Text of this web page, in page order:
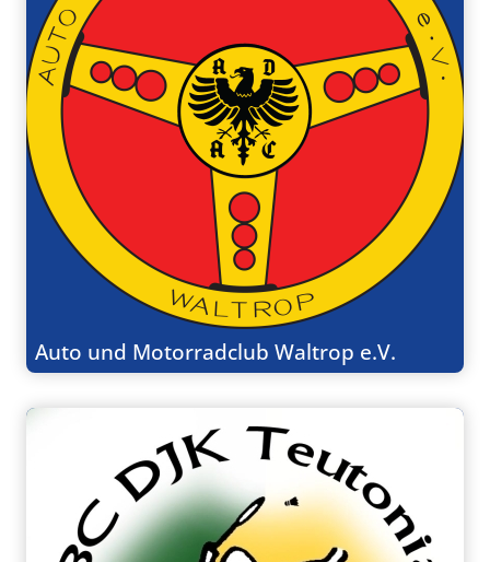
Auto und Motorradclub Waltrop e.V.